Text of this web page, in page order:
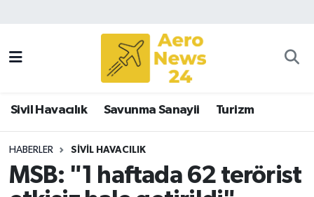
Sivil Havacılık Savunma Sanayii Turizm
HABERLER SIVIL HAVACILIK
MSB: "1 haftada 62 terörist